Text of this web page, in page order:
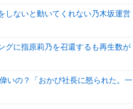
しないと動いてくれない乃木坂運営
グに指原莉乃を召還するも再生数が
いの？「おかぴ社長に怒られた。一